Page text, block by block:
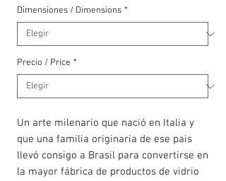
Dimensiones / Dimensions *
Precio / Price *
Un arte milenario que nació en Italia y
que una familia originaria de ese pais
llevó consigo a Brasil para convertirse en
la mayor fábrica de productos de vidrio